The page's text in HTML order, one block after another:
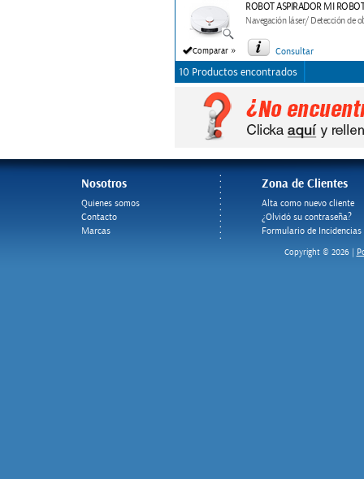
Comparar »
ROBOT ASPIRADOR MI
Navegación láser/ Detección de
Consultar
10 Productos encontrados
Nosotros
Quienes somos
Contacto
Marcas
Zona de Clientes
Alta como nuevo cliente
¿Olvidó su contraseña?
Formulario de Incidencias
Copyright © 2026 |